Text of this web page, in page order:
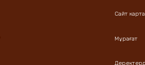
Сайт
Мұрағат